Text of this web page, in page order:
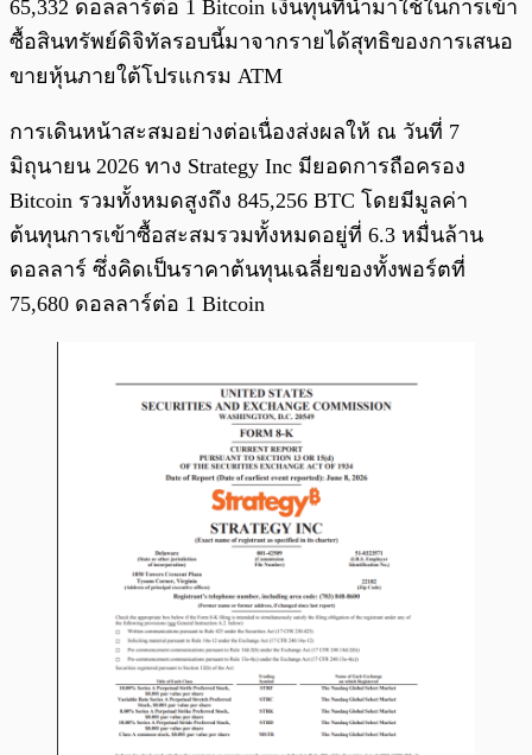
65,332 ดอลลาร์ต่อ 1 Bitcoin เงินทุนที่นำมาใช้ในการเข้า
ซื้อสินทรัพย์ดิจิทัลรอบนี้มาจากรายได้สุทธิของการเสนอ
ขายหุ้นภายใต้โปรแกรม ATM
การเดินหน้าสะสมอย่างต่อเนื่องส่งผลให้ ณ วันที่ 7
มิถุนายน 2026 ทาง Strategy Inc มียอดการถือครอง
Bitcoin รวมทั้งหมดสูงถึง 845,256 BTC โดยมีมูลค่า
ต้นทุนการเข้าซื้อสะสมรวมทั้งหมดอยู่ที่ 6.3 หมื่นล้าน
ดอลลาร์ ซึ่งคิดเป็นราคาต้นทุนเฉลี่ยของทั้งพอร์ตที่
75,680 ดอลลาร์ต่อ 1 Bitcoin